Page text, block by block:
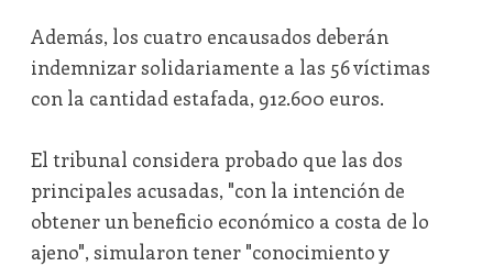
Además, los cuatro encausados deberán
indemnizar solidariamente a las 56 víctimas
con la cantidad estafada, 912.600 euros.
El tribunal considera probado que las dos
principales acusadas, "con la intención de
obtener un beneficio económico a costa de lo
ajeno", simularon tener "conocimiento y